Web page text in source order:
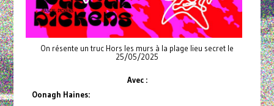
On résente un truc Hors les murs à la plage lieu secret le
25/05/2025
Avec :
Oonagh Haines: